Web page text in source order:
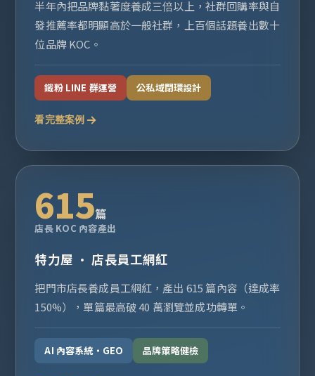
半年內把品牌黏著度養成三倍以上，社群回購率與自
發推薦率都明顯高於一般社群，上百個話題養出數十
位品牌 KOC。
鐵粉 LINE 群運營 公私域閉環設計
看完整案例
615篇
店長 KOC 內容產出
特力屋 · 店長員工網紅
把門市店長養成員工網紅，產出 615 篇內容（達成率
150%），單篇最高破 40 萬瀏覽並成功轉單。
AI 內容系統・GEO 品牌策略健檢